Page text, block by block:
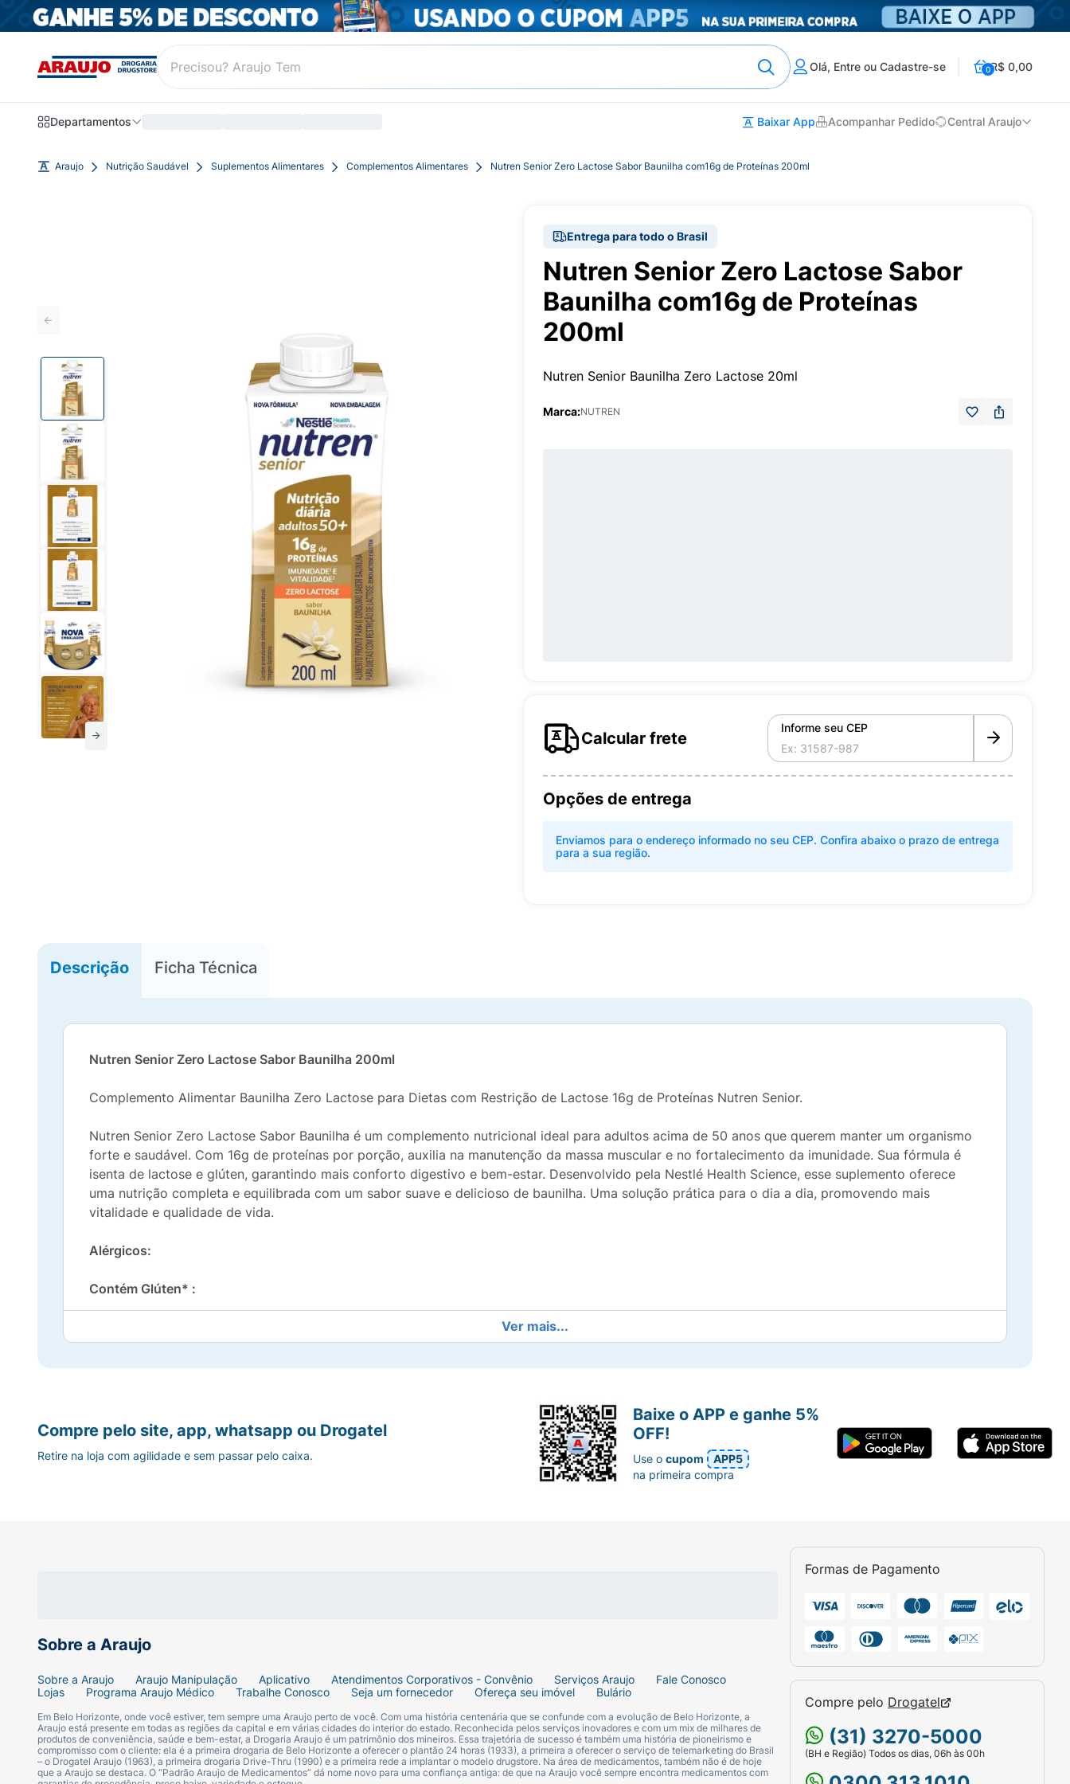
Olá, Entre ou Cadastre-se 0R$ 0,00
Departamentos Baixar App Acompanhar Pedido Central Araujo
Araujo Nutrição Saudável Suplementos Alimentares Complementos Alimentares Nutren Senior Zero Lactose Sabor Baunilha com16g de Proteínas 200ml
Entrega para todo o Brasil
Nutren Senior Zero Lactose Sabor
Baunilha com16g de Proteínas
200ml
Nutren Senior Baunilha Zero Lactose 20ml
Marca:NUTREN
Calcular frete
Informe seu CEP
Opções de entrega
Enviamos para o endereço informado no seu CEP. Confira abaixo o prazo de entrega
para a sua região.
Descrição Ficha Técnica
Nutren Senior Zero Lactose Sabor Baunilha 200ml
Complemento Alimentar Baunilha Zero Lactose para Dietas com Restrição de Lactose 16g de Proteínas Nutren Senior.
Nutren Senior Zero Lactose Sabor Baunilha é um complemento nutricional ideal para adultos acima de 50 anos que querem manter um organismo
forte e saudável. Com 16g de proteínas por porção, auxilia na manutenção da massa muscular e no fortalecimento da imunidade. Sua fórmula é
isenta de lactose e glúten, garantindo mais conforto digestivo e bem-estar. Desenvolvido pela Nestlé Health Science, esse suplemento oferece
uma nutrição completa e equilibrada com um sabor suave e delicioso de baunilha. Uma solução prática para o dia a dia, promovendo mais
vitalidade e qualidade de vida.
Alérgicos:
Contém Glúten* :
Aromatizante* :
Contém Lactose* :
Contém Leite - Derivados :
Contém
Contém Soja - Derivados :
Ver mais...
Sobre a Araujo
Sobre a Araujo Araujo Manipulação Aplicativo Atendimentos Corporativos - Convênio Serviços Araujo
Fale Conosco
Lojas
Programa Araujo Médico Trabalhe Conosco Seja um fornecedor Ofereça seu imóvel Bulário
Em Belo Horizonte, onde você estiver, tem sempre uma Araujo perto de você. Com uma história centenária que se confunde com a evolução de Belo Horizonte, a
Araujo está presente em todas as regiões da capital e em várias cidades do interior do estado. Reconhecida pelos serviços inovadores e com um mix de milhares de
produtos de conveniência, saúde e bem-estar, a Drogaria Araujo é um patrimônio dos mineiros. Essa trajetória de sucesso é também uma história de pioneirismo e
compromisso com o cliente: ela é a primeira drogaria de Belo Horizonte a oferecer o plantão 24 horas (1933), a primeira a oferecer o serviço de telemarketing do Brasil
– o Drogatel Araujo (1963), a primeira drogaria Drive-Thru (1990) e a primeira rede a implantar o modelo drugstore. Na área de medicamentos, também não é de hoje
que a Araujo se destaca. O “Padrão Araujo de Medicamentos” dá nome novo para uma confiança antiga: de que na Araujo você sempre encontra medicamentos com
Formas de Pagamento
Compre pelo Drogatel
(31) 3270-5000
(BH e Região) Todos os dias, 06h às 00h
Compre pelo site, app, whatsapp ou Drogatel
Retire na loja com agilidade e sem passar pelo caixa.
Baixe o APP e ganhe 5%
OFF!
Use ocupom
APP5
na primeira compra